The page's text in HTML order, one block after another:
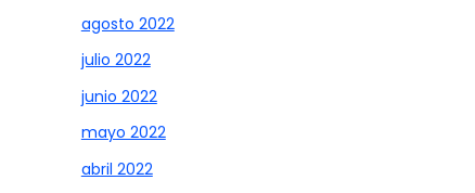
agosto 2022
julio 2022
junio 2022
mayo 2022
abril 2022